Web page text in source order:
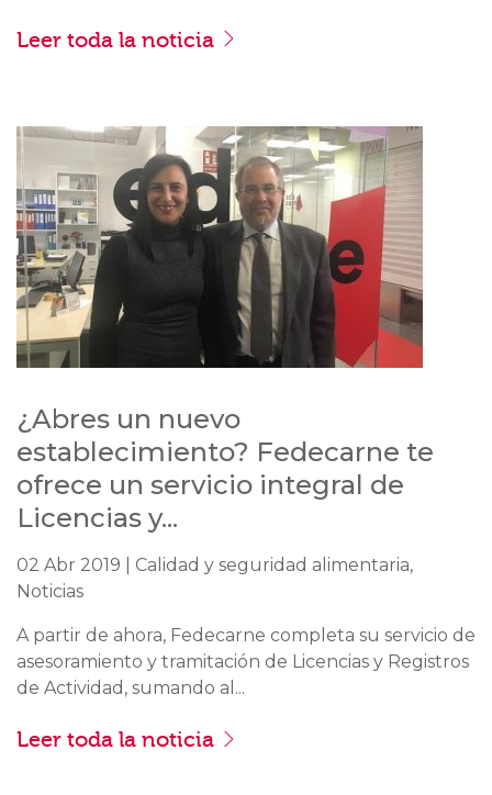
Leer toda la noticia
¿Abres un nuevo
establecimiento? Fedecarne te
ofrece un servicio integral de
Licencias y...
02 Abr 2019 | Calidad y seguridad alimentaria,
Noticias
A partir de ahora, Fedecarne completa su servicio de
asesoramiento y tramitación de Licencias y Registros
de Actividad, sumando al...
Leer toda la noticia